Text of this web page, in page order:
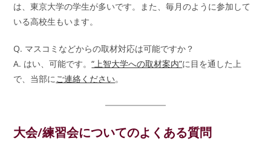
は、東京大学の学生が多いです。また、毎月のように参加して
いる高校生もいます。
Q. マスコミなどからの取材対応は可能ですか？
A. はい、可能です。“上智大学への取材案内”に目を通した上
で、当部にご連絡ください。
大会/練習会についてのよくある質問